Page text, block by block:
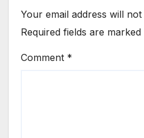
Your email address will
Required fields are marked
Comment *